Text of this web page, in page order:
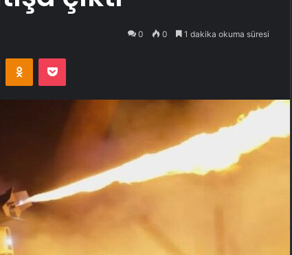
0 0 1 dakika okuma süresi
VKontakteOdnoklassniki
Pocket